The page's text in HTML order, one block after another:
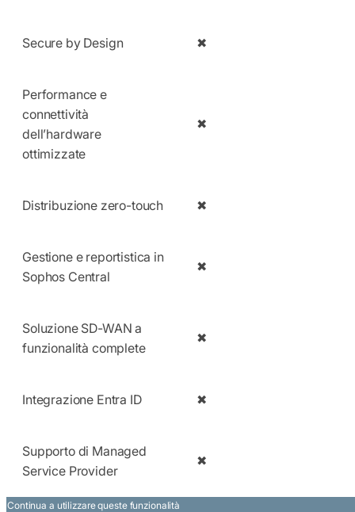
Secure by Design ✖
Performance e
connettività
dell’hardware
ottimizzate
✖
Distribuzione zero-touch ✖
Gestione e reportistica in
Sophos Central
✖
Soluzione SD-WAN a
funzionalità complete
✖
Integrazione Entra ID ✖
Supporto di Managed
Service Provider
✖
Continua a utilizzare queste funzionalità